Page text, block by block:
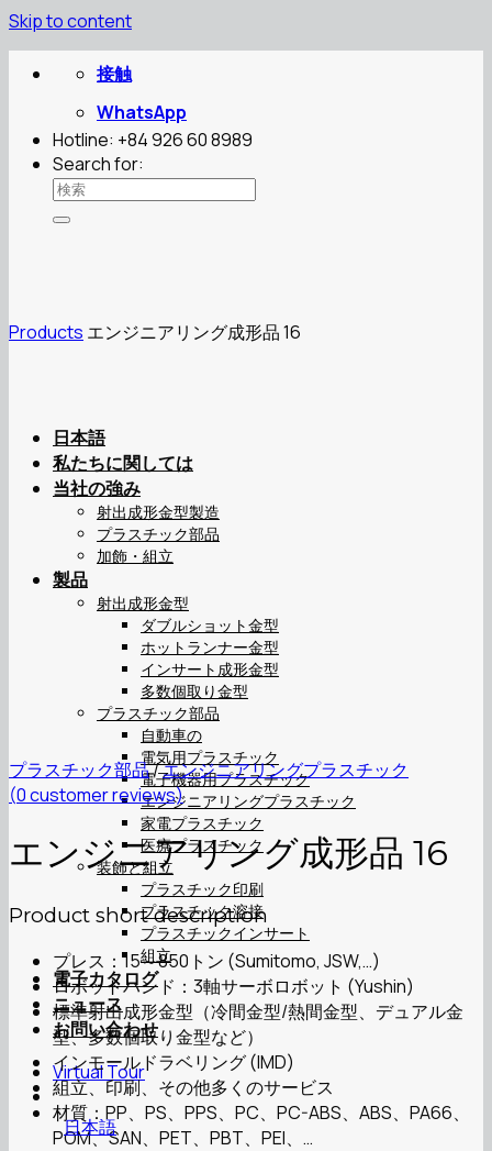
Skip to content
接触
WhatsApp
Hotline: +84 926 60 8989
Search for:
日本語
私たちに関しては
当社の強み
射出成形金型製造
プラスチック部品
加飾・組立
製品
射出成形金型
ダブルショット金型
ホットランナー金型
インサート成形金型
多数個取り金型
プラスチック部品
自動車の
電気用プラスチック
電子機器用プラスチック
エンジニアリングプラスチック
家電プラスチック
医療プラスチック
装飾と組立
プラスチック印刷
プラスチック溶接
プラスチックインサート
組立
電子カタログ
ニュース
お問い合わせ
Virtual Tour
日本語
Products エンジニアリング成形品 16
プラスチック部品/エンジニアリングプラスチック
(0customer reviews)
エンジニアリング成形品 16
Product short description
プレス：15～850トン (Sumitomo, JSW,…)
ロボットハンド：3軸サーボロボット (Yushin)
標準射出成形金型（冷間金型/熱間金型、デュアル金
型、多数個取り金型など）
インモールドラベリング (IMD)
組立、印刷、その他多くのサービス
材質：PP、PS、PPS、PC、PC-ABS、ABS、PA66、
POM、SAN、PET、PBT、PEI、…